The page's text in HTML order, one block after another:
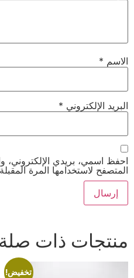
الاسم *
البريد الإلكتروني *
احفظ اسمي، بريدي الإلكتروني،
المتصفح لاستخدامها المرة
منتجات ذات صلة
تخفيض!